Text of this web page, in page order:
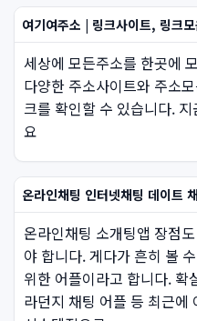
여기여주소 | 링크사이트, 링크
세상에 모든주소를 한곳에
다양한 주소사이트와 주소
크를 확인할 수 있습니다.
요
온라인채팅 인터넷채팅 데이트
온라인채팅 소개팅앱 장점
야 합니다. 게다가 흔히 볼
위한 어플이라고 합니다. 확
라던지 채팅 어플 등 최근에